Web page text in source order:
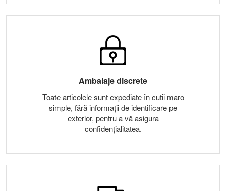
Ambalaje discrete
Toate articolele sunt expediate în cutii maro
simple, fără informații de identificare pe
exterior, pentru a vă asigura
confidențialitatea.